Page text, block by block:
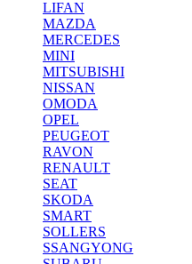
LIFAN
MAZDA
MERCEDES
MINI
MITSUBISHI
NISSAN
OMODA
OPEL
PEUGEOT
RAVON
RENAULT
SEAT
SKODA
SMART
SOLLERS
SSANGYONG